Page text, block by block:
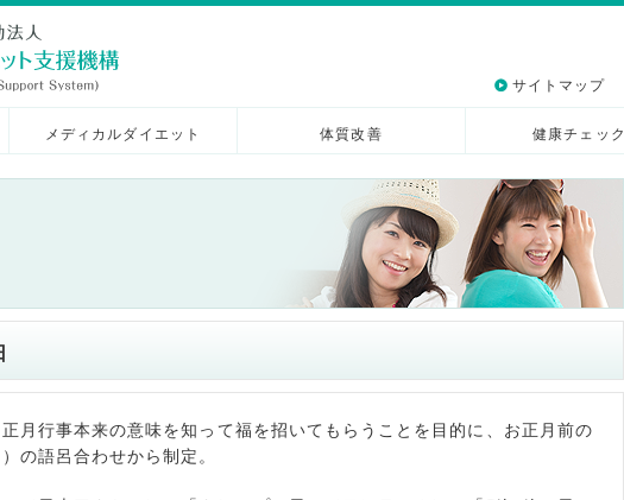
サイトマップ
メディカルダイエット 体質改善 健康チェック
正月行事本来の意味を知って福を招いてもらうことを目的に、お正月前の
の語呂合わせから制定。